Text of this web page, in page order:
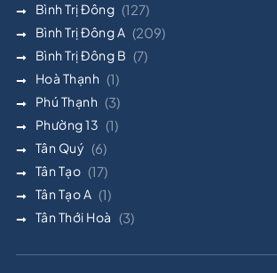
Bình Trị Đông (127)
Bình Trị Đông A (209)
Bình Trị Đông B (7)
Hoà Thạnh (1)
Phú Thạnh (3)
Phường 13 (1)
Tân Quý (6)
Tân Tạo (17)
Tân Tạo A (1)
Tân Thới Hoà (3)